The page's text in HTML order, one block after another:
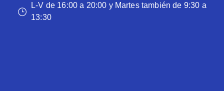
L-V de 16:00 a 20:00 y Martes también de 9:30 a
13:30